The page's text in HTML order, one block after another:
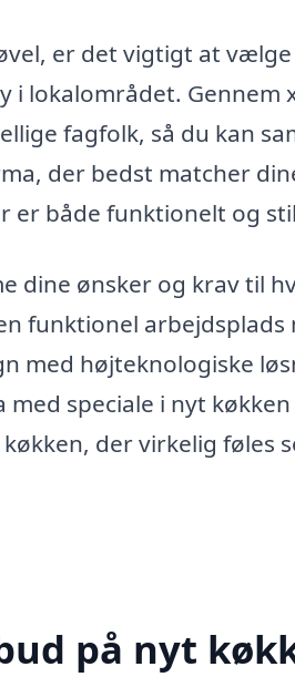
er det vigtigt at
lokalområdet. Gennem
fagfolk, så du kan
der bedst matcher
er både funktionelt og
dine ønsker og krav til
funktionel arbejdsplads
med højteknologiske
speciale i nyt
der virkelig føles
på nyt